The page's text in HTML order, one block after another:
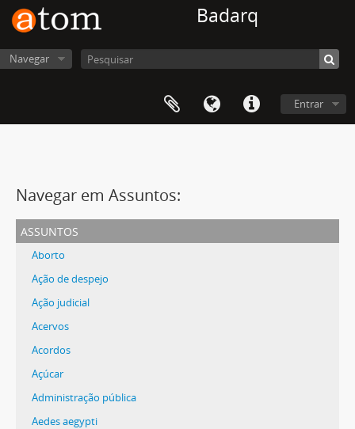
Badarq
Navegar
Entrar
Navegar em Assuntos:
assuntos
Aborto
Ação de despejo
Ação judicial
Acervos
Acordos
Açúcar
Administração pública
Aedes aegypti